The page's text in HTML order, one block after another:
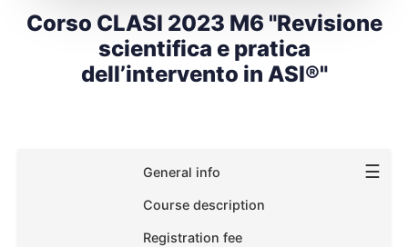
Corso CLASI 2023 M6 "Revisione
scientifica e pratica
dell’intervento in ASI®"
☰
General info
Course description
Registration fee